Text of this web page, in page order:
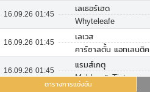
ตารางการแข่งขัน
16.09.26 01:45
เลเธอร์เฮด
Whyteleafe
16.09.26 01:45
เลเวส
คาร์ชาลตั้น แอทเลนติค
16.09.26 01:45
แรมส์เกตุ
Maldon & Tiptree